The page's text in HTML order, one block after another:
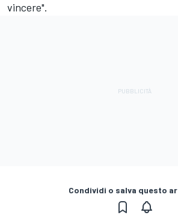
vincere".
Condividi o salva questo